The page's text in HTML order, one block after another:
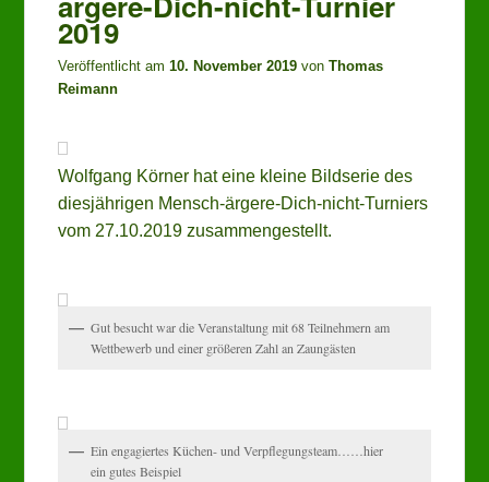
2019
Veröffentlicht am10. November 2019 vonThomas
Reimann
Wolfgang Körner hat eine kleine Bildserie des
diesjährigen Mensch-ärgere-Dich-nicht-Turniers
vom 27.10.2019 zusammengestellt.
Gut besucht war die Veranstaltung mit 68 Teilnehmern am
Wettbewerb und einer größeren Zahl an Zaungästen
Ein engagiertes Küchen- und Verpflegungsteam……hier
ein gutes Beispiel